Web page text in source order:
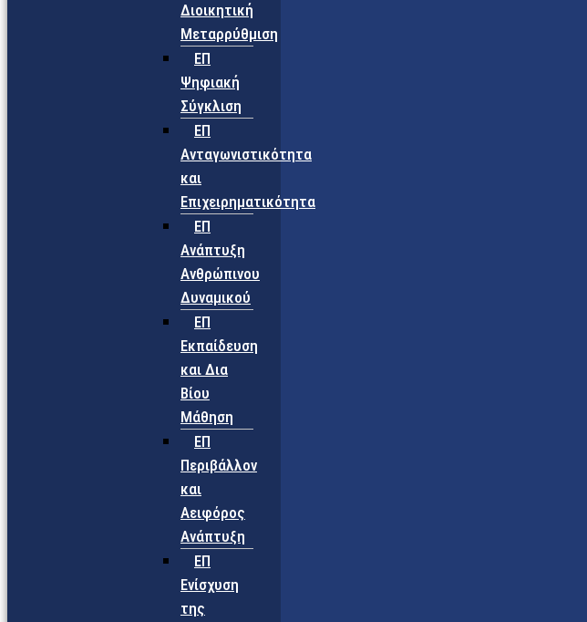
Διοικητική
Μεταρρύθμιση
ΕΠ
Ψηφιακή
Σύγκλιση
ΕΠ
Ανταγωνιστικότητα
και
Επιχειρηματικότητα
ΕΠ
Ανάπτυξη
Ανθρώπινου
Δυναμικού
ΕΠ
Εκπαίδευση
και Δια
Βίου
Μάθηση
ΕΠ
Περιβάλλον
και
Αειφόρος
Ανάπτυξη
ΕΠ
Ενίσχυση
της